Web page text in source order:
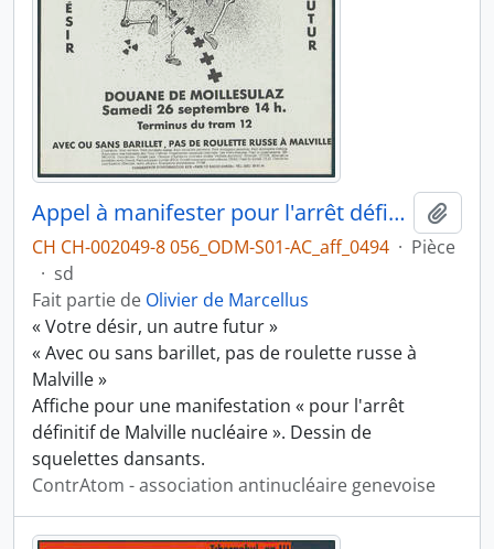
Appel à manifester pour l'arrêt définitif de Malville Nucléaire
CH CH-002049-8 056_ODM-S01-AC_aff_0494 · Pièce
· sd
Fait partie de Olivier de Marcellus
« Votre désir, un autre futur »
« Avec ou sans barillet, pas de roulette russe à
Malville »
Affiche pour une manifestation « pour l'arrêt
définitif de Malville nucléaire ». Dessin de
squelettes dansants.
ContrAtom - association antinucléaire genevoise